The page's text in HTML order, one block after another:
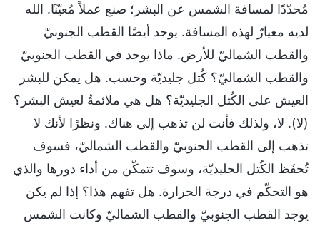
مُحدّدًا لمسافة الشمس عن البشر؛ صنع عملاً مُعيّنًا. الله
لديه معيارٌ لهذه المسافة. يوجد أيضًا القطب الجنوبيّ
والقطب الشماليّ للأرض. ماذا يوجد في القطب الجنوبيّ
والقطب الشماليّ؟ كُتل جليديّة وحسب. هل يمكن للبشر
العيش على الكُتل الجليديّة؟ هل هي ملائمةٌ لعيش البشر؟
(لا). لا، ولذلك فأنت لن تذهب إلى هناك. ونظرًا لأنك لا
تذهب إلى القطب الجنوبيّ والقطب الشماليّ، فسوف
تُحفَظ الكُتل الجليديّة، وسوف تتمكّن من أداء دورها والذي
هو التحكّم في درجة الحرارة. هل تفهم هذا؟ إذا لم يكن
يوجد القطب الجنوبيّ والقطب الشماليّ وكانت الشمس